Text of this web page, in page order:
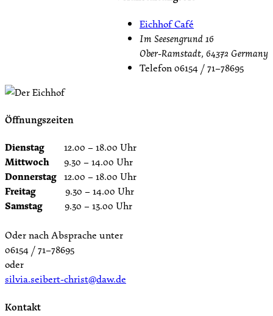
Eichhof Café
Im Seesengrund 16
Ober-Ramstadt, 64372 Germany
Telefon06154 / 71–78695
Öffnungszeiten
Dienstag 12.00 – 18.00 Uhr
Mittwoch 9.30 – 14.00 Uhr
Donnerstag 12.00 – 18.00 Uhr
Freitag 9.30 – 14.00 Uhr
Samstag 9.30 – 13.00 Uhr
Oder nach Absprache unter
06154 / 71–78695
oder
silvia.seibert-christ@daw.de
Kontakt